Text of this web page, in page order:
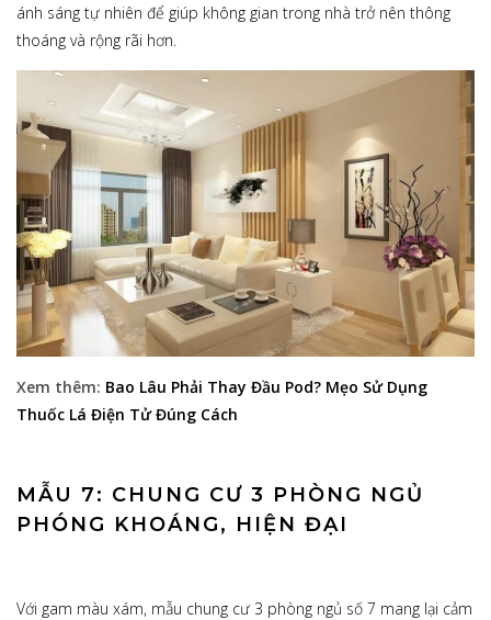
ánh sáng tự nhiên để giúp không gian trong nhà trở nên thông
thoáng và rộng rãi hơn.
Xem thêm: Bao Lâu Phải Thay Đầu Pod? Mẹo Sử Dụng
Thuốc Lá Điện Tử Đúng Cách
MẪU 7: CHUNG CƯ 3 PHÒNG NGỦ
PHÓNG KHOÁNG, HIỆN ĐẠI
Với gam màu xám, mẫu chung cư 3 phòng ngủ số 7 mang lại cảm